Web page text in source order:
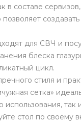
в составе
позволяет
для СВЧ и
блеска
цикл.
стиля и
сетка»
использования, так
стол по своему